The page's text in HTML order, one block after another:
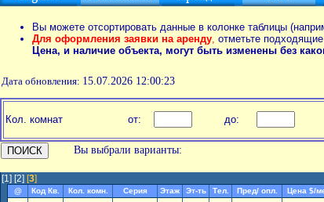
Вы можете отсортировать данные в колонке таблицы
Для оформления заявки на аренду, отметьте
Цена, и наличие объекта, могут быть изменены без
Дата обновления: 15.07.2026 12:00:23
Кол. комнат от: до:
Вы выбрали варианты:
[1] [2] [3]
@ Код Кв. Кол. комн. Серия Этаж Эт-ть Тел. Пред/ опл. Цена $/